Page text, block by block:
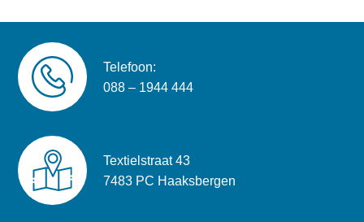
Telefoon:
088 – 1944 444
Textielstraat 43
7483 PC Haaksbergen